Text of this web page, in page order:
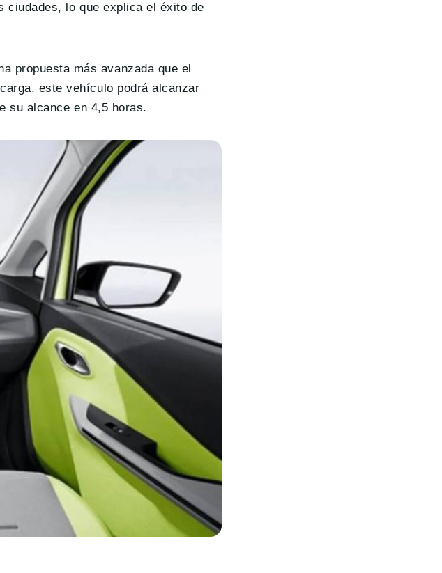
ciudades, lo que explica el éxito de
propuesta más avanzada que el
este vehículo podrá alcanzar
su alcance en 4,5 horas.